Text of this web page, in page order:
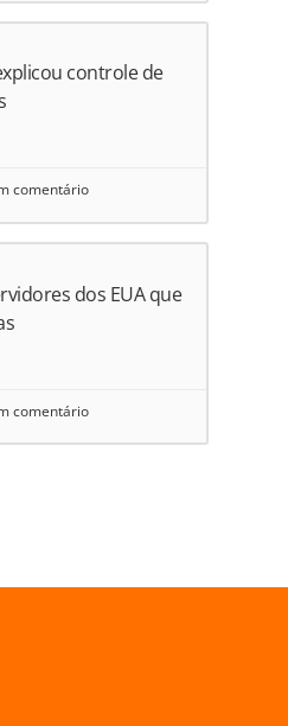
controle de
comentário
dos EUA que
comentário